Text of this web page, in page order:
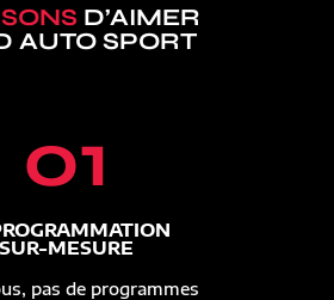
D’AIMER
AUTO SPORT
01
SUR-MESURE
pas de programmes